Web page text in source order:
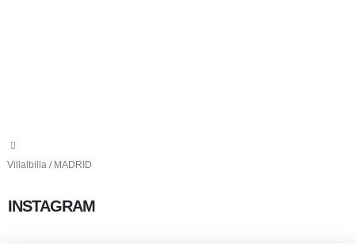
Villalbilla / MADRID
INSTAGRAM